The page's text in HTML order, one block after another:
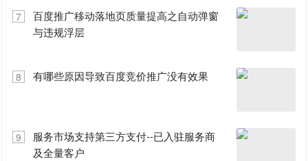
7
百度推广移动落地页质量提高之自动弹窗
与违规浮层
8 有哪些原因导致百度竞价推广没有效果
9
服务市场支持第三方支付--已入驻服务商
及全量客户